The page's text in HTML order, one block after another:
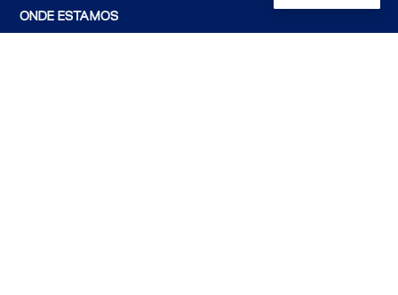
ONDE ESTAMOS